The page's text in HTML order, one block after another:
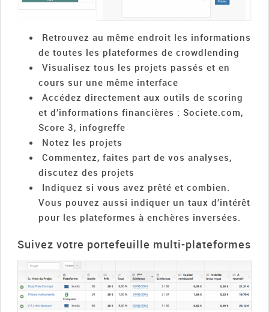
Retrouvez au même endroit les informations
de toutes les plateformes de crowdlending
Visualisez tous les projets passés et en
cours sur une même interface
Accédez directement aux outils de scoring
et d’informations financières : Societe.com,
Score 3, infogreffe
Notez les projets
Commentez, faites part de vos analyses,
discutez des projets
Indiquez si vous avez prêté et combien.
Vous pouvez aussi indiquer un taux d’intérêt
pour les plateformes à enchères inversées.
Suivez votre portefeuille multi-plateformes